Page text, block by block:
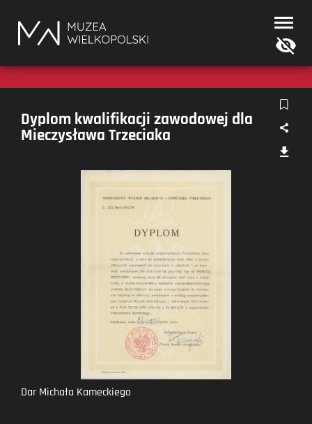
Muzea
Wielkopolski
Dyplom kwalifikacji zawodowej dla
Mieczysława Trzeciaka
Dar Michała Kameckiego